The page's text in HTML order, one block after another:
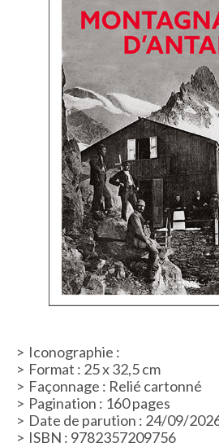
Iconographie :
Format : 25 x 32,5 cm
Façonnage : Relié cartonné
Pagination : 160 pages
Date de parution : 24/09/
ISBN : 9782357209756